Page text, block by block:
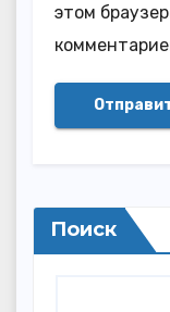
этом
Поиск